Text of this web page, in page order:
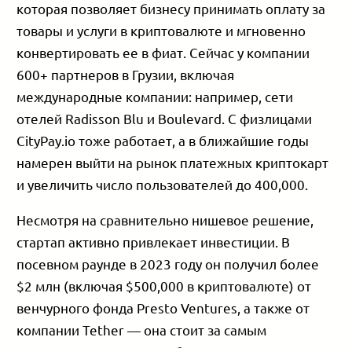
которая позволяет бизнесу принимать оплату за
товары и услуги в криптовалюте и мгновенно
конвертировать ее в фиат. Сейчас у компании
600+ партнеров в Грузии, включая
международные компании: например, сети
отелей Radisson Blu и Boulevard. С физлицами
CityPay.io тоже работает, а в ближайшие годы
намерен выйти на рынок платежных криптокарт
и увеличить число пользователей до 400,000.
Несмотря на сравнительно нишевое решение,
стартап активно привлекает инвестиции. В
посевном раунде в 2023 году он получил более
$2 млн (включая $500,000 в криптовалюте) от
венчурного фонда Presto Ventures, а также от
компании Tether — она стоит за самым